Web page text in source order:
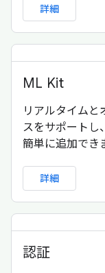
詳細
ML Kit
リアルタイムと
スをサポートし
簡単に追加でき
詳細
認証